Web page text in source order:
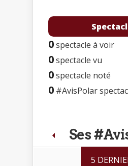
0spectacle à voir
0spectacle vu
0spectacle noté
0 #AvisPolar
Ses
5